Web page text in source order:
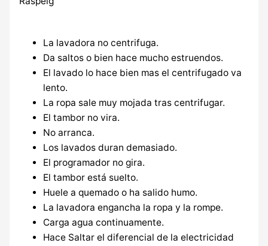
La lavadora no centrifuga.
Da saltos o bien hace mucho estruendos.
El lavado lo hace bien mas el centrifugado va
lento.
La ropa sale muy mojada tras centrifugar.
El tambor no vira.
No arranca.
Los lavados duran demasiado.
El programador no gira.
El tambor está suelto.
Huele a quemado o ha salido humo.
La lavadora engancha la ropa y la rompe.
Carga agua continuamente.
Hace Saltar el diferencial de la electricidad